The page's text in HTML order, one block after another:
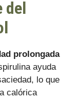
del
prolongada
ayuda
lo que
calórica